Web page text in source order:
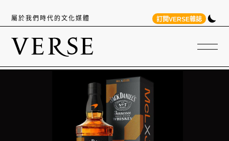
屬於我們時代的文化媒體 訂閱VERSE雜誌